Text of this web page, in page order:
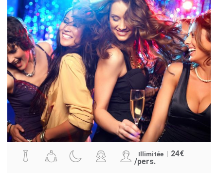
Illimitée 24€
/pers.